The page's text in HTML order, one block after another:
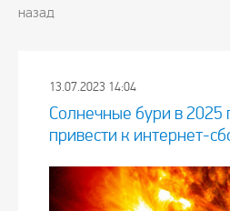
назад
13.07.2023 14:04
Солнечные бури в 2025
привести к интернет-